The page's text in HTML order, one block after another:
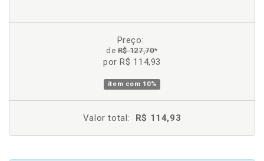
Preço:
deR$ 127,70*
por R$ 114,93
item com 10%
Valor total: R$ 114,93